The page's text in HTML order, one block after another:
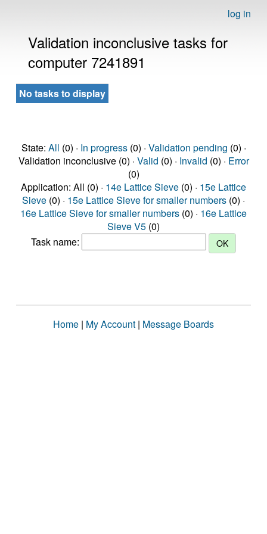
log in
Validation inconclusive tasks for
computer 7241891
No tasks to display
State: All (0) · In progress(0) · Validation pending (0) ·
Validation inconclusive (0) · Valid (0) · Invalid (0) · Error
(0)
Application: All (0) · 14e Lattice Sieve (0) · 15e Lattice
Sieve (0) · 15e Lattice Sieve for smaller numbers (0) ·
16e Lattice Sieve for smaller numbers (0) · 16e Lattice
Sieve V5 (0)
Task name:
Home | My Account | Message Boards